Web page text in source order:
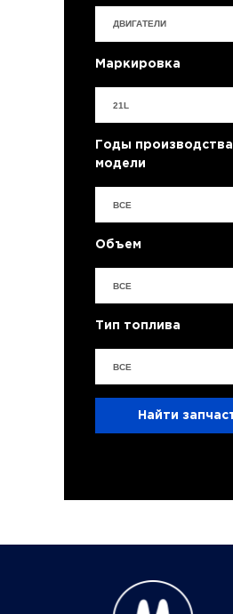
Маркировка
Годы производства
модели
ВСЕ
Объем
ВСЕ
Тип топлива
ВСЕ
Найти